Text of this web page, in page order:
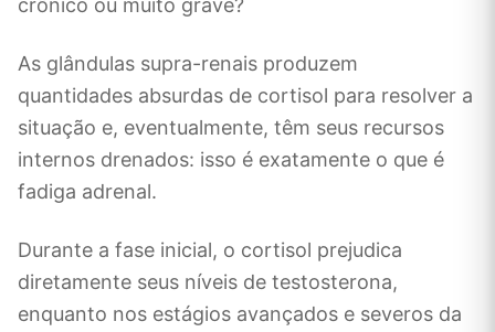
As glândulas supra-renais produzem
quantidades absurdas de cortisol para resolver a
situação e, eventualmente, têm seus recursos
internos drenados: isso é exatamente o que é
fadiga adrenal.
Durante a fase inicial, o cortisol prejudica
diretamente seus níveis de testosterona,
enquanto nos estágios avançados e severos da